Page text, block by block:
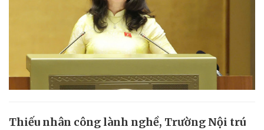
Thiếu nhân công lành nghề, Trường Nội trú